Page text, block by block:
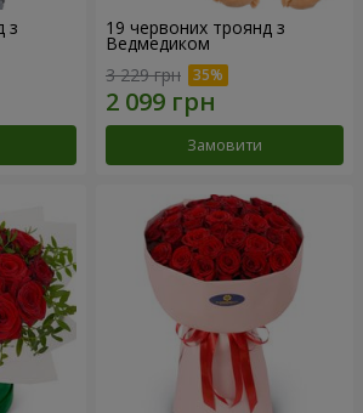
з 19 червоних троянд з
Ведмедиком
3 229 грн
Замовити